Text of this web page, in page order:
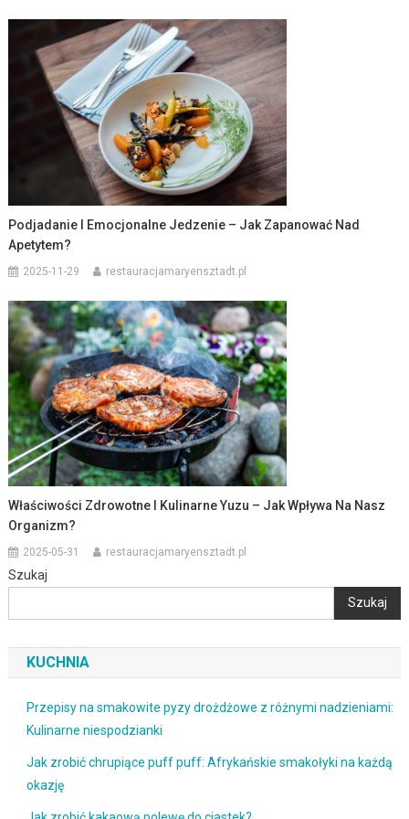
Podjadanie I Emocjonalne Jedzenie – Jak Zapanować Nad
Apetytem?
2025-11-29 restauracjamaryensztadt.pl
Właściwości Zdrowotne I Kulinarne Yuzu – Jak Wpływa Na Nasz
Organizm?
2025-05-31 restauracjamaryensztadt.pl
Szukaj
Szukaj
KUCHNIA
Przepisy na smakowite pyzy drożdżowe z różnymi nadzieniami:
Kulinarne niespodzianki
Jak zrobić chrupiące puff puff: Afrykańskie smakołyki na każdą
okazję